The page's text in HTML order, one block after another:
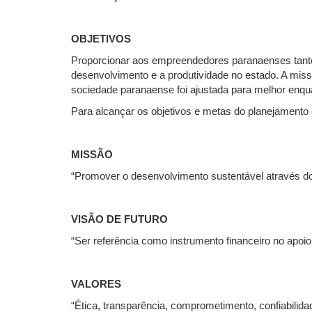
OBJETIVOS
Proporcionar aos empreendedores paranaenses
desenvolvimento e a produtividade no estado. A
sociedade paranaense foi ajustada para melhor
Para alcançar os objetivos e metas do
MISSÃO
“Promover o desenvolvimento sustentável através
VISÃO DE FUTURO
“Ser referência como instrumento financeiro no
VALORES
“Ética, transparência, comprometimento,